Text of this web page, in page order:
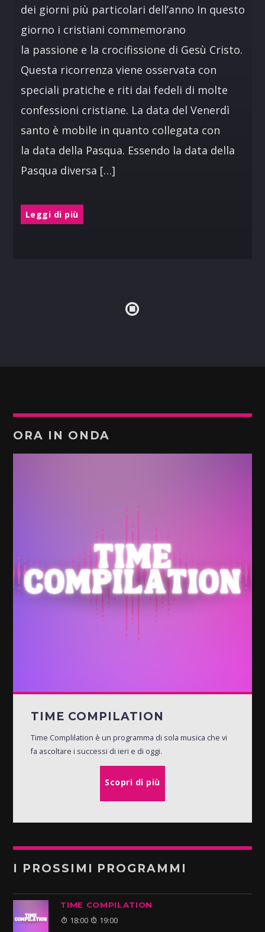
dei giorni più particolari dell’anno In questo
giorno i cristiani commemorano
la passione e la crocifissione di Gesù Cristo.
Questa ricorrenza viene osservata con
speciali pratiche e riti dai fedeli di molte
confessioni cristiane. La data del Venerdì
santo è mobile in quanto collegata con
la data della Pasqua. Essendo la data della
Pasqua diversa […]
Leggi di più
ORA IN ONDA
TIME COMPILATION
Time Complilation è un programma di sola musica che vi
fa ascoltare i successi di ieri e di oggi.
Scopri di più
I PROSSIMI PROGRAMMI
TIME COMPILATION
18:00 19:00